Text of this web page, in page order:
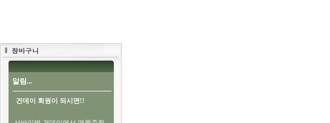
알림...
건데이 회원이 되시면!!